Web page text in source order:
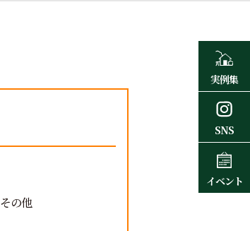
その他
実例集
SNS
イベント